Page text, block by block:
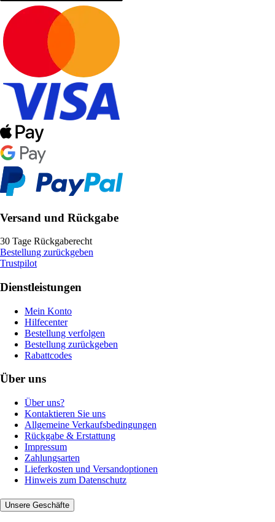
Versand und Rückgabe
30 Tage Rückgaberecht
Bestellung zurückgeben
Trustpilot
Dienstleistungen
Mein Konto
Hilfecenter
Bestellung verfolgen
Bestellung zurückgeben
Rabattcodes
Über uns
Über uns?
Kontaktieren Sie uns
Allgemeine Verkaufsbedingungen
Rückgabe & Erstattung
Impressum
Zahlungsarten
Lieferkosten und Versandoptionen
Hinweis zum Datenschutz
Unsere Geschäfte